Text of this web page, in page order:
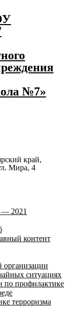
№7»
край,
Мира, 4
— 2021
контент
организации
ситуациях
по профилактике
терроризма